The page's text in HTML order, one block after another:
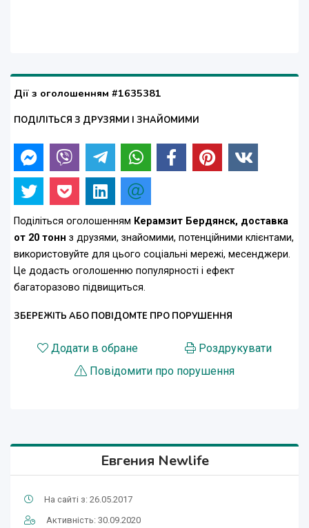
Дії з оголошенням #1635381
ПОДІЛІТЬСЯ З ДРУЗЯМИ І ЗНАЙОМИМИ
Поділіться оголошенням Керамзит Бердянск, доставка
от 20 тонн з друзями, знайомими, потенційними клієнтами,
використовуйте для цього соціальні мережі, месенджери.
Це додасть оголошенню популярності і ефект
багаторазово підвищиться.
ЗБЕРЕЖІТЬ АБО ПОВІДОМТЕ ПРО ПОРУШЕННЯ
Додати в обране
Роздрукувати
Повідомити про порушення
Евгения Newlife
На сайті з: 26.05.2017
Активність: 30.09.2020